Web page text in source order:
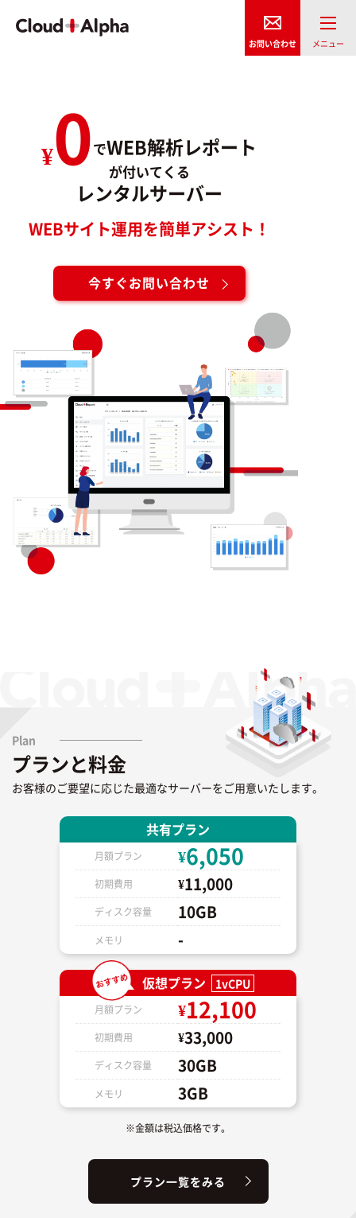
WEB解析レポート
今すぐお問い合わせ
¥0でWEB解析レポート
が付いてくる
レンタルサーバー
WEBサイト運用を簡単アシスト！
今すぐお問い合わせ
Plan
プランと料金
お客様のご要望に応じた最適なサーバーをご用意いたします。
共有プラン
月額プラン ¥6,050
初期費用 ¥11,000
ディスク容量 10GB
メモリ -
仮想プラン 1vCPU
月額プラン ¥12,100
初期費用 ¥33,000
ディスク容量 30GB
メモリ 3GB
※金額は税込価格です。
プラン一覧をみる